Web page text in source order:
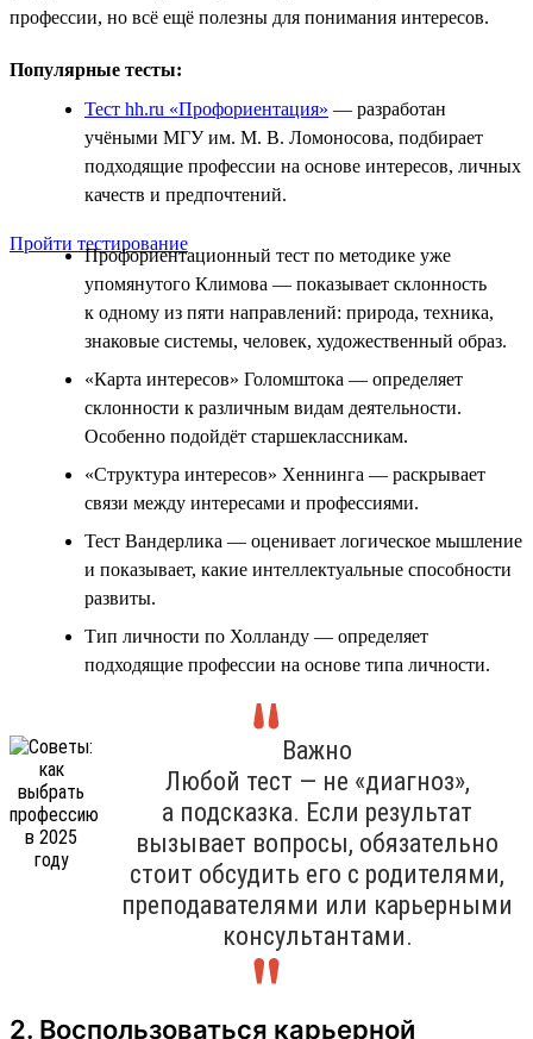
профессии, но всё ещё полезны для понимания интересов.
Популярные тесты:
Тест hh.ru «Профориентация» — разработан
учёными МГУ им. М. В. Ломоносова, подбирает
подходящие профессии на основе интересов, личных
качеств и предпочтений.
Пройти тестирование
Профориентационный тест по методике уже
упомянутого Климова — показывает склонность
к одному из пяти направлений: природа, техника,
знаковые системы, человек, художественный образ.
«Карта интересов» Голомштока — определяет
склонности к различным видам деятельности.
Особенно подойдёт старшеклассникам.
«Структура интересов» Хеннинга — раскрывает
связи между интересами и профессиями.
Тест Вандерлика — оценивает логическое мышление
и показывает, какие интеллектуальные способности
развиты.
Тип личности по Холланду — определяет
подходящие профессии на основе типа личности.
Важно
Любой тест — не «диагноз»,
а подсказка. Если результат
вызывает вопросы, обязательно
стоит обсудить его с родителями,
преподавателями или карьерными
консультантами.
2. Воспользоваться карьерной